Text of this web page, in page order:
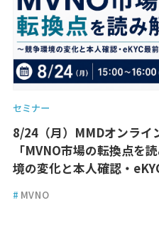
セミナー
8/24（月）MMDオンライ
「MVNO市場の転換点を
境の変化と本人確認・
# MVNO